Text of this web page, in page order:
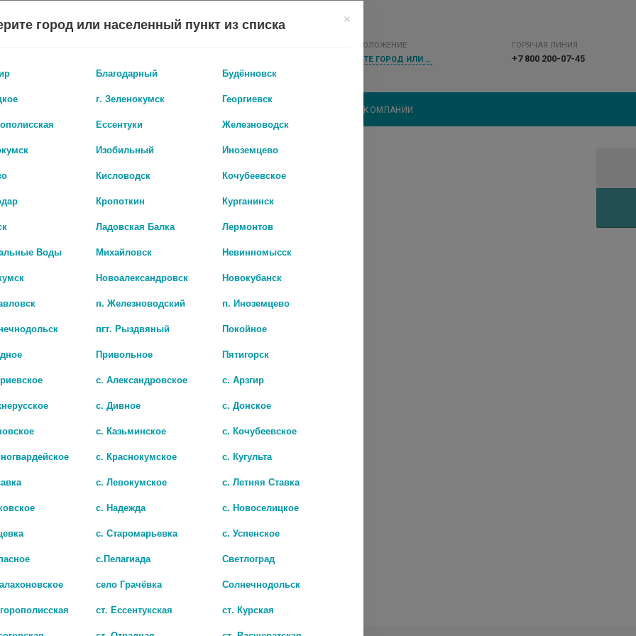
МЕСТОПОЛОЖЕНИЕ
ВЫБЕРИТЕ ГОРОД ИЛИ НАСЕЛЕННЫЙ ПУНКТ
ГОРЯЧАЯ ЛИНИЯ
+7 800 200-07-45
О КОМПАНИИ
контрацепция
город или населенный пункт из списка
Благодарный
Будённовск
г. Зеленокумск
Георгиевск
Ессентуки
Железноводск
Изобильный
Иноземцево
Кисловодск
Кочубеевское
Кропоткин
Курганинск
Ладовская Балка
Лермонтов
Воды
Михайловск
Невинномысск
Новоалександровск
Новокубанск
п. Железноводский
п. Иноземцево
пгт. Рыздвяный
Покойное
Привольное
Пятигорск
с. Александровское
с. Арзгир
с. Дивное
с. Донское
с. Казьминское
с. Кочубеевское
с. Краснокумское
с. Кугульта
с. Левокумское
с. Летняя Ставка
с. Надежда
с. Новоселицкое
с. Старомарьевка
с. Успенское
с.Пелагиада
Светлоград
село Грачёвка
Солнечнодольск
ст. Ессентукская
ст. Курская